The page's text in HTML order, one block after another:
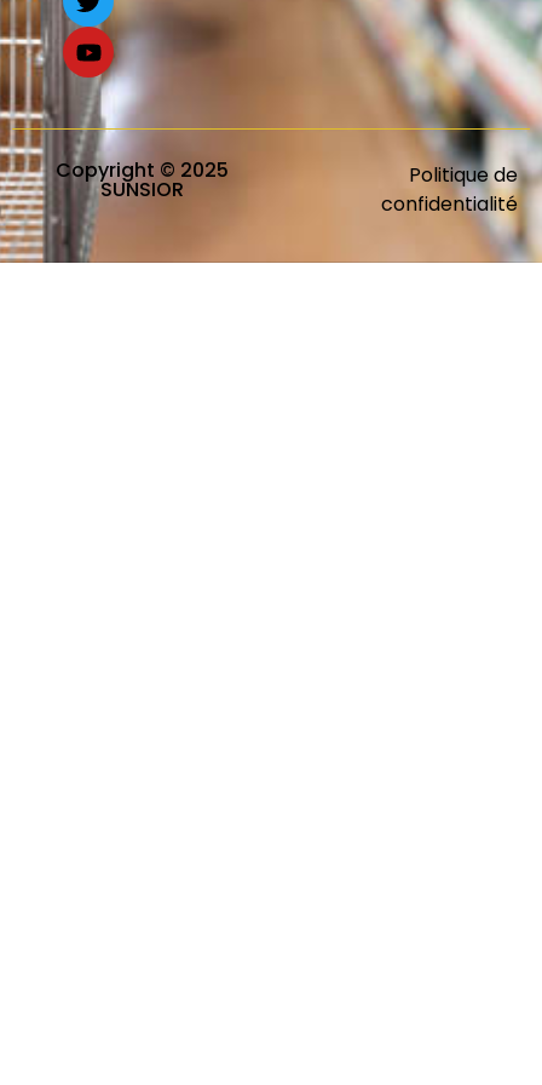
Copyright © 2025
SUNSIOR
Politique de
confidentialité